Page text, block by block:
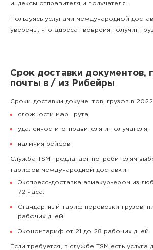
индексы отправителя и получателя.
Пользуясь услугами международной
уверены, что адресат вовремя получит
Срок доставки документов,
почты в / из Рибейры
Сроки доставки документов, грузов в 2022
сложности маршрута;
удаленности отправителя и получателя;
наличия рейсов.
Служба TSM предлагает потребителям
тарифов международной доставки:
Экспресс–доставка авиакурьером из
72 часа.
Стандартный тариф перевозки грузов,
рабочих дней.
Экономтариф от 21 до 28 рабочих дней.
Если требуется, в службе TSM есть услуга